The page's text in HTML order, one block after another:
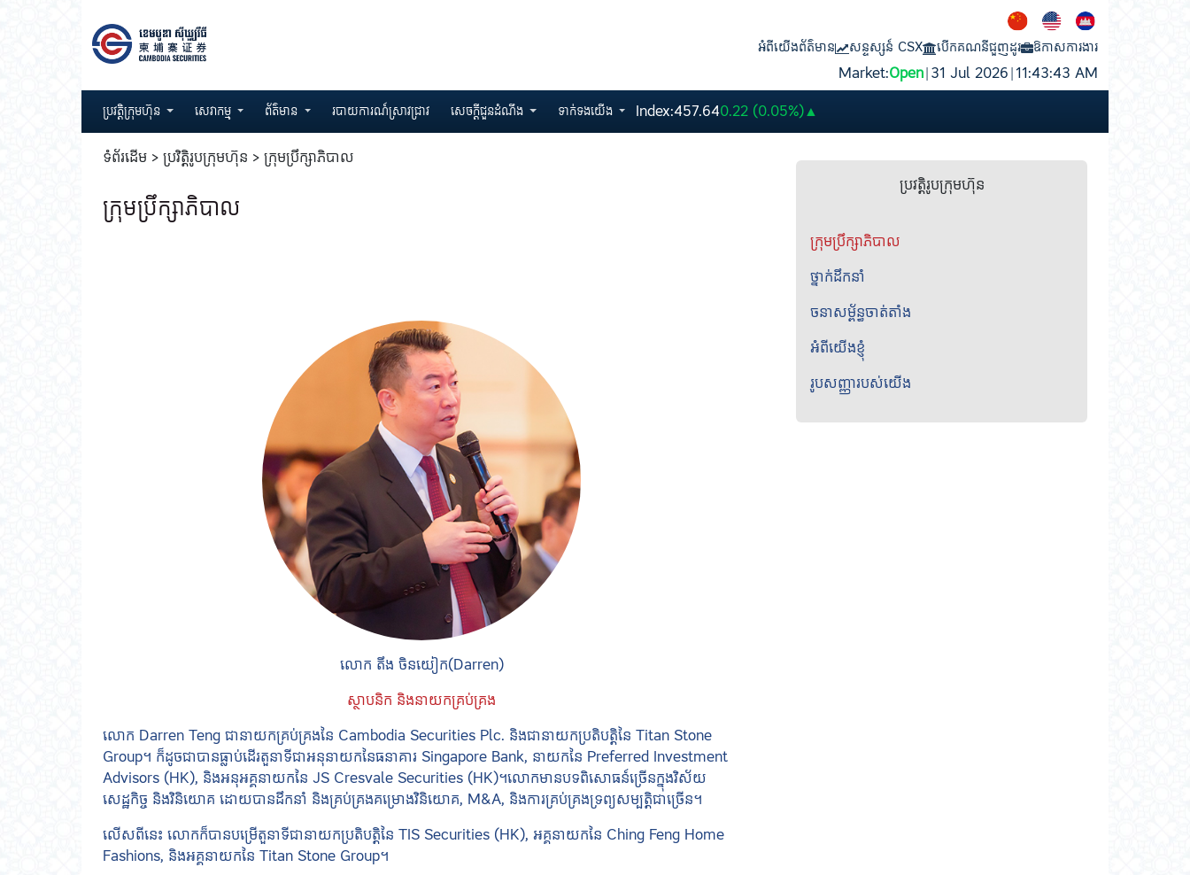
អំពីយើងព័ត៌មាន សន្ទស្សន៍ CSX បើកគណនីជួញដូរ ឱកាសការងារ
Market:Open|31 Jul 2026|11:43:43 AM
ប្រវត្តិក្រុមហ៊ុន សេវាកម្ម ព័ត៌មាន របាយការណ៍ស្រាវជ្រាវ សេ​ចក្ដីជួនដំណឹង ទាក់ទងយើង Index:457.640.22 (0.05%)▲
PWSA6,360GTI8,200PPAP13,140PPSP1,170PAS
ទំព័រដើម > ប្រវិតិ្តរូបក្រុមហ៊ុន > ក្រុមប្រឹក្សាភិបាល
ក្រុមប្រឹក្សាភិបាល
លោក តឹង ចិនយៀក(Darren)
ស្ថាបនិក និងនាយកគ្រប់គ្រង
លោក Darren Teng ជានាយកគ្រប់គ្រងនៃ Cambodia Securities Plc. និងជានាយកប្រតិបត្តិនៃ Titan Stone
Group។ ក៏ដូចជាបានធ្លាប់ដើរតួនាទីជាអនុនាយកនៃធនាគារ Singapore Bank, នាយកនៃ Preferred Investment
Advisors (HK), និងអនុអគ្គនាយកនៃ JS Cresvale Securities (HK)។លោកមានបទពិសោធន៍ច្រើនក្នុងវិស័យ
សេដ្ឋកិច្ច និងវិនិយោគ ដោយបានដឹកនាំ និងគ្រប់គ្រងគម្រោងវិនិយោគ, M&A, និងការគ្រប់គ្រងទ្រព្យសម្បត្តិជាច្រើន។
លើសពីនេះ លោកក៏បានបម្រើតួនាទីជានាយកប្រតិបត្តិនៃ TIS Securities (HK), អគ្គនាយកនៃ Ching Feng Home
Fashions, និងអគ្គនាយកនៃ Titan Stone Group។
ប្រវត្តិរូបក្រុមហ៊ុន
ក្រុមប្រឹក្សាភិបាល
ថ្នាក់ដឹកនាំ
ចនាសម្ព័ន្ធចាត់តាំង
អំពីយើងខ្ញុំ
រូបសញ្ញារបស់យើង